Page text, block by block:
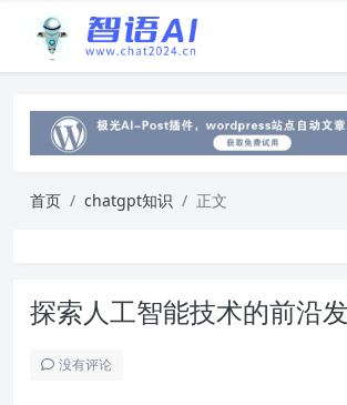
首页 chatgpt知识 正文
探索人工智能技术的前沿
没有评论